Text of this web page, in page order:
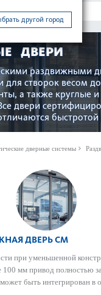
другой город
ДВЕРИ
раз­д­вижными
для створок весом
а также круглые
двери
дверные сис­темы
ДВЕРЬ CM
при уменьшенной
мм привод полно­стью
быть интегрирован в